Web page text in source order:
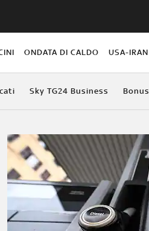
ONDATA DI CALDO USA-IRAN
Sky TG24 Business Bonus